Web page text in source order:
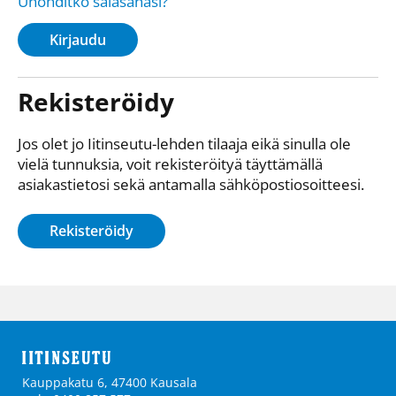
Kirjaudu
Rekisteröidy
Jos olet jo Iitinseutu-lehden tilaaja eikä sinulla ole
vielä tunnuksia, voit rekisteröityä täyttämällä
asiakastietosi sekä antamalla sähkö­posti­osoitteesi.
Rekisteröidy
Kauppakatu 6, 47400 Kausala